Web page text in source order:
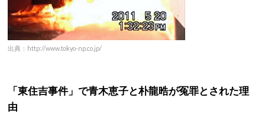
出典：http://www.tokyo-np.co.jp/
「東住吉事件」で青木恵子と朴龍晧が冤罪とされた理
由